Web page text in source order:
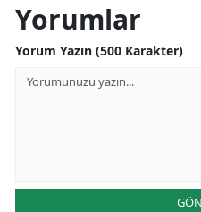
Yorumlar
Yorum Yazın (500 Karakter)